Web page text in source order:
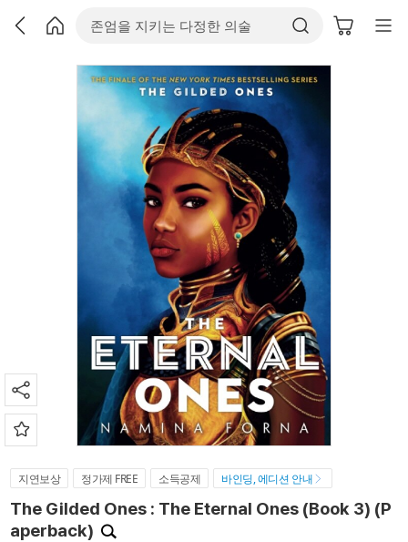
지연보상 정가제 FREE 소득공제 바인딩, 에디션 안내
The Gilded Ones : The Eternal Ones (Book 3) (P
aperback)